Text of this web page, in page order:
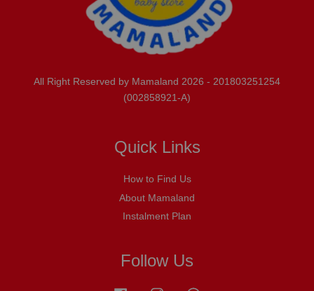
All Right Reserved by Mamaland 2026 - 201803251254
(002858921-A)
Quick Links
How to Find Us
About Mamaland
Instalment Plan
Follow Us